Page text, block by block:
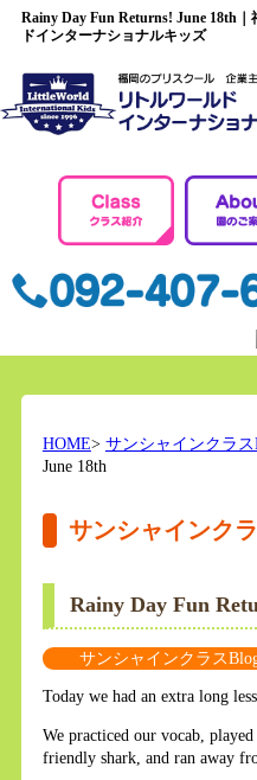
Rainy Day Fun Returns! June 18th
ドインターナショナルキッズ
HOME> サンシャインクラス
June 18th
サンシャインク
Rainy Day Fun
サンシャインクラス
Today we had an extra long
We practiced our vocab,
friendly shark, and ran away